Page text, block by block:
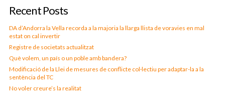
Recent Posts
DA d’Andorra la Vella recorda a la majoria la llarga llista de voravies en mal
estat on cal invertir
Registre de societats actualitzat
Què volem, un país o un poble amb bandera?
Modificació de la Llei de mesures de conflicte col·lectiu per adaptar-la a la
sentència del TC
No voler creure’s la realitat